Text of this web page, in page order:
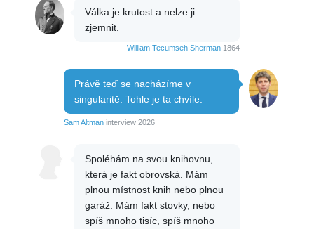
Válka je krutost a nelze ji
zjemnit.
William Tecumseh Sherman 1864
Právě teď se nacházíme v
singularitě. Tohle je ta chvíle.
Sam Altman interview 2026
Spoléhám na svou knihovnu,
která je fakt obrovská. Mám
plnou místnost knih nebo plnou
garáž. Mám fakt stovky, nebo
spíš mnoho tisíc, spíš mnoho